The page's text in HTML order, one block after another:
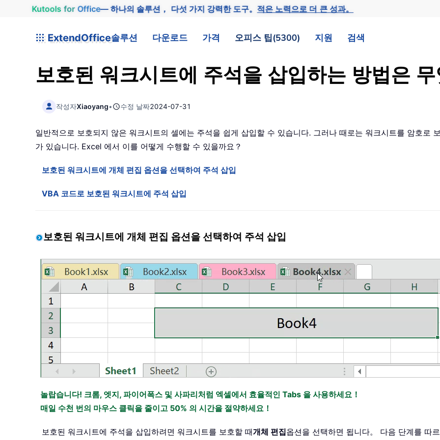
Kutools for Office— 하나의 솔루션， 다섯 가지 강력한 도구。 적은 노력으로 더 큰 성과。
ExtendOffice솔루션 다운로드 가격 오피스 팁(5300) 지원 검색
보호된 워크시트에 주석을 삽입하는 방법은
작성자Xiaoyang• 수정 날짜2024-07-31
일반적으로 보호되지 않은 워크시트의 셀에는 주석을 쉽게 삽입할 수 있습니다. 그러나 때로는 워크시트를 암호로
가 있습니다. Excel 에서 이를 어떻게 수행할 수 있을까요？
보호된 워크시트에 개체 편집 옵션을 선택하여 주석 삽입
VBA 코드로 보호된 워크시트에 주석 삽입
보호된 워크시트에 개체 편집 옵션을 선택하여 주석 삽입
놀랍습니다! 크롬, 엣지, 파이어폭스 및 사파리처럼 엑셀에서 효율적인 Tabs 을 사용하세요！
매일 수천 번의 마우스 클릭을 줄이고 50% 의 시간을 절약하세요！
보호된 워크시트에 주석을 삽입하려면 워크시트를 보호할 때개체 편집옵션을 선택하면 됩니다。 다음 단계를 따